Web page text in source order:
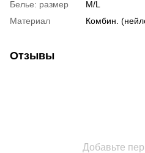
Белье: размер
M/L
Материал
Комбин.
Отзывы
Добавьте